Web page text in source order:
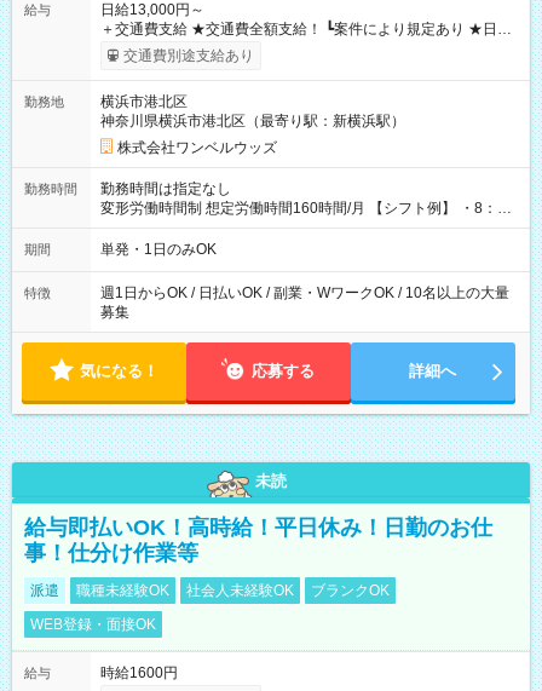
給与
日給13,000円～
＋交通費支給 ★交通費全額支給！ ┗案件により規定あり ★日払
いOK！（規定あり） ┗働いたその日に現金GET♪ お仕事後はコ
ンビニATMから 日払い分を引き落とせます！ 【試用期間】試
交通費別途支給あり
勤務地
横浜市港北区
神奈川県横浜市港北区（最寄り駅：新横浜駅）
株式会社ワンベルウッズ
勤務時間
勤務時間は指定なし
変形労働時間制 想定労働時間160時間/月 【シフト例】 ・8：00
～21：00
期間 単発・1日のみOK
特徴
週1日からOK / 日払いOK / 副業・WワークOK / 10名以上の大量
募集
気になる！ 応募する 詳細へ
未読
給与即払いOK！高時給！平日休み！日勤のお仕
事！仕分け作業等
派遣 職種未経験OK 社会人未経験OK
ブランクOK
WEB登録・面接OK
給与
時給1600円